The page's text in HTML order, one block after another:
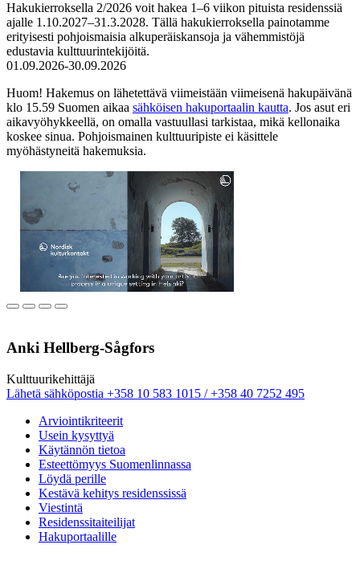
Hakukierroksella 2/2026 voit hakea 1–6 viikon pituista residenssiä
ajalle 1.10.2027–31.3.2028. Tällä hakukierroksella painotamme
erityisesti pohjoismaisia alkuperäiskansoja ja vähemmistöjä
edustavia kulttuurintekijöitä.
01.09.2026-30.09.2026
Huom! Hakemus on lähetettävä viimeistään viimeisenä hakupäivänä
klo 15.59 Suomen aikaa sähköisen hakuportaalin kautta. Jos asut eri
aikavyöhykkeellä, on omalla vastuullasi tarkistaa, mikä kellonaika
koskee sinua. Pohjoismainen kulttuuripiste ei käsittele
myöhästyneitä hakemuksia.
Unmute
MutePausaPlaya
Anki Hellberg-Sågfors
Kulttuuri­kehittäjä
Lähetä sähköpostia Sänd
till
anki.hellberg@nkk.org
+358 10 583 1015 / +358 40 7252 495
Arviointikriteerit
Usein kysyttyä
Käytännön tietoa
Esteettömyys Suomenlinnassa
Löydä perille
Kestävä kehitys residenssissä
Viestintä
Residenssitaiteilijat
Hakuportaalille